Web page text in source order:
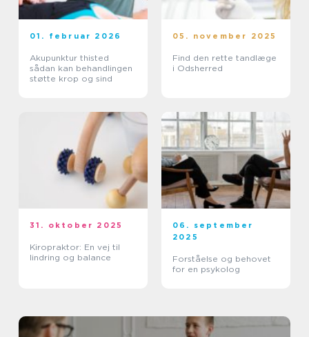
01. februar 2026
Akupunktur thisted
sådan kan behandlingen
støtte krop og sind
05. november 2025
Find den rette tandlæge
i Odsherred
31. oktober 2025
Kiropraktor: En vej til
lindring og balance
06. september
2025
Forståelse og behovet
for en psykolog